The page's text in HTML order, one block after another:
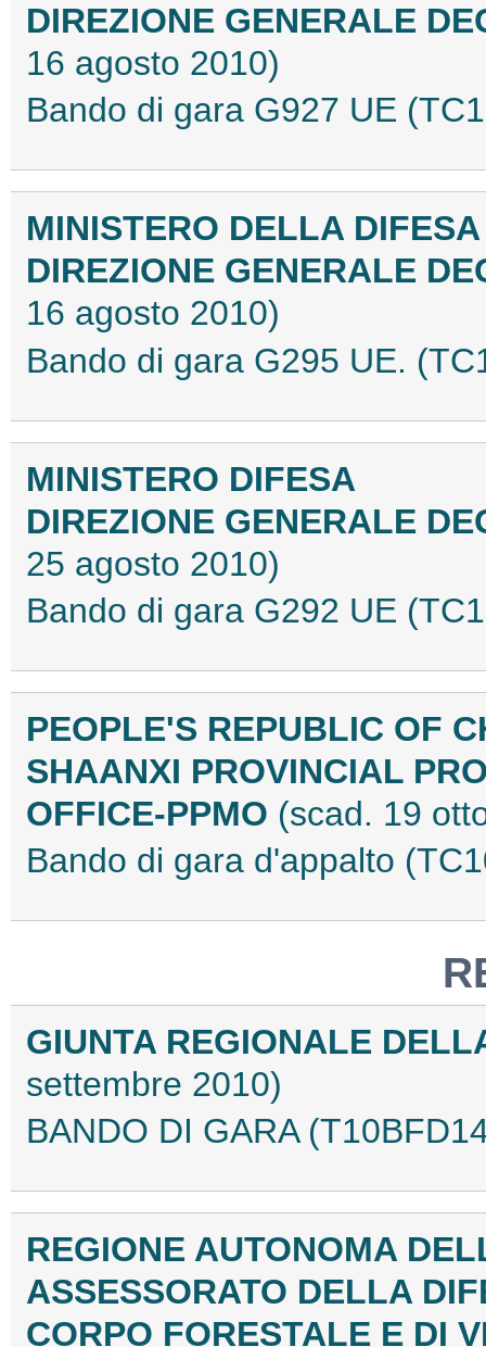
DIREZIONE GENERALE
16 agosto 2010)
Bando di gara G927 UE
MINISTERO DELLA DIFESA
DIREZIONE GENERALE
16 agosto 2010)
Bando di gara G295 UE.
MINISTERO DIFESA
DIREZIONE GENERALE
25 agosto 2010)
Bando di gara G292 UE
PEOPLE'S REPUBLIC OF
SHAANXI PROVINCIAL
OFFICE-PPMO (scad. 19
Bando di gara d'appalto
GIUNTA REGIONALE
settembre 2010)
BANDO DI GARA
REGIONE AUTONOMA
ASSESSORATO DELLA
CORPO FORESTALE E DI